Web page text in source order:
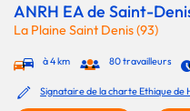
ANRH EA de Saint-
La Plaine Saint Denis (93)
à 4 km 80 travailleurs
Signataire de la charte Ethique de